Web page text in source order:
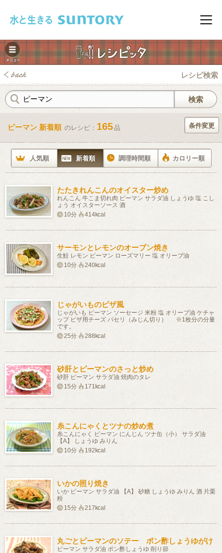
メニ
レシピ検索
ピーマン 新着順 のレシピ： 165品 条件変更
人気順 新着順 調理時間順 カロリー順
たたきれんこんのオイスター炒め
れんこん 牛こま切れ肉 ピーマン サラダ油 しょうゆ 塩 こし
ょう オイスターソース 酒
10分
414kcal
サーモンとレモンのオーブン焼き
生鮭 レモン ピーマン ローズマリー 塩 オリーブ油
10分
240kcal
じゃがいものピザ風
じゃがいも ピーマン ソーセージ 米粉 塩 オリーブ油 ケチャ
ップ ピザ用チーズ パセリ（みじん切り） ※1枚分の分量
です。
25分
288kcal
砂肝とピーマンのさっと炒め
砂肝 ピーマン サラダ油 焼肉のタレ
15分
171kcal
糸こんにゃくとツナの炒め煮
糸こんにゃく ピーマン にんじん ツナ缶（小） サラダ油
【A】 しょうゆ みりん
10分
192kcal
いかの照り焼き
いか ピーマン サラダ油 【A】 砂糖 しょうゆ みりん 酒 片栗
粉
15分
217kcal
丸ごとピーマンのソテー ポン酢しょうゆがけ
ピーマン サラダ油 ポン酢しょうゆ 削り節